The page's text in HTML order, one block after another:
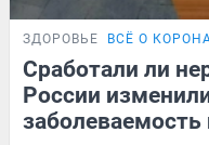
ЗДОРОВЬЕ ВСЁ О
Сработали ли
России